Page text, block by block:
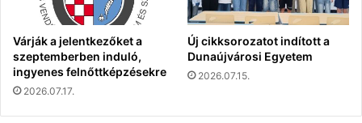
Várják a jelentkezőket a
szeptemberben induló,
ingyenes felnőttképzésekre
2026.07.17.
Új cikksorozatot indított a
Dunaújvárosi Egyetem
2026.07.15.